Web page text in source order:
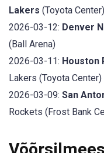
Lakers (Toyota Center)
2026-03-12: Denver
(Ball Arena)
2026-03-11: Houston
Lakers (Toyota Center)
2026-03-09: San
Rockets (Frost Bank